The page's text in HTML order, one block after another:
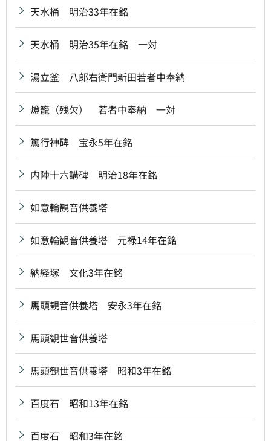
天水桶 明治33年在銘
天水桶 明治35年在銘 一対
湯立釜 八郎右衛門新田若者中奉納
燈籠（残欠） 若者中奉納 一対
篤行神碑 宝永5年在銘
内陣十六講碑 明治18年在銘
如意輪観音供養塔
如意輪観音供養塔 元禄14年在銘
納経塚 文化3年在銘
馬頭観音供養塔 安永3年在銘
馬頭観世音供養塔
馬頭観世音供養塔 昭和3年在銘
百度石 昭和13年在銘
百度石 昭和3年在銘